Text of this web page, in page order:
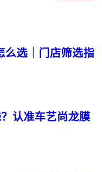
么选｜门店筛选指
认准车艺尚龙膜